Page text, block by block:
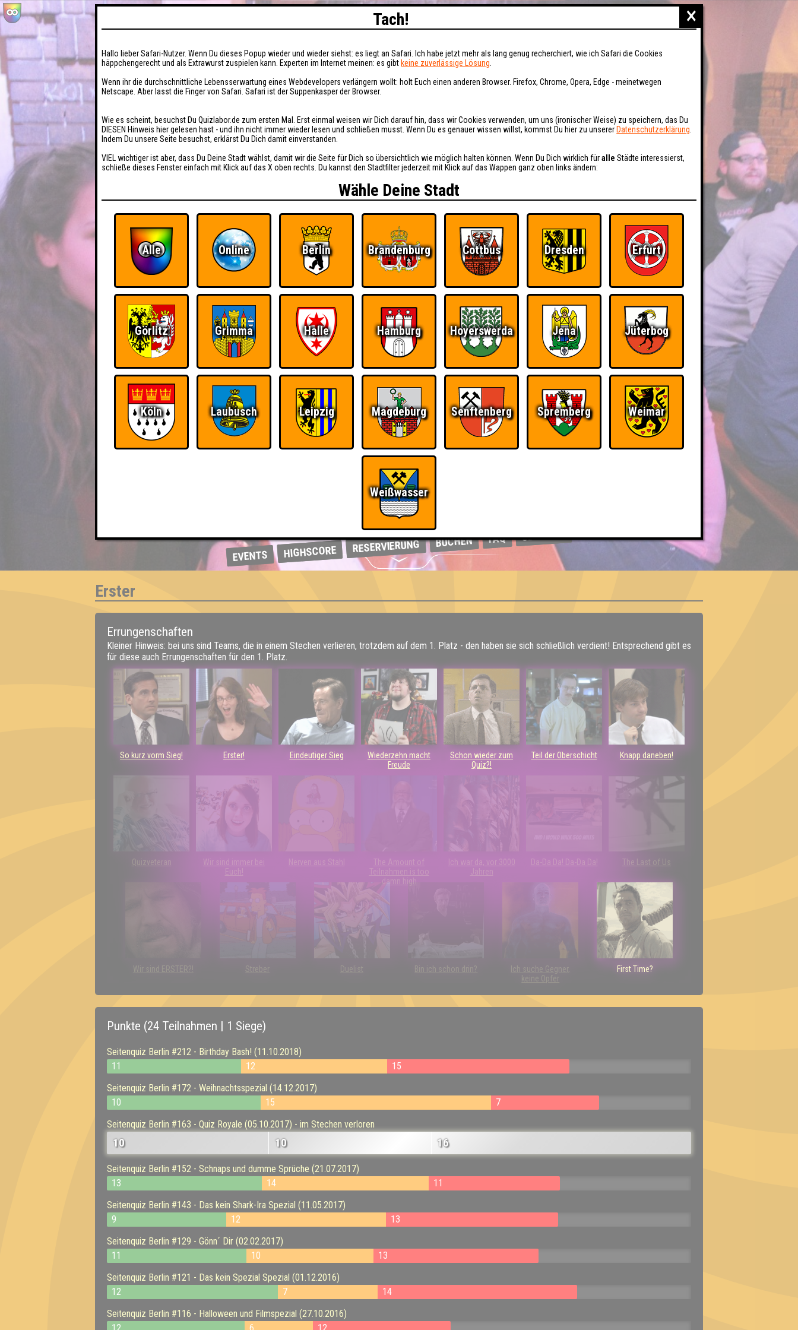
EVENTS HIGHSCORE RESERVIERUNG BUCHEN FAQ ÜBER UNS
Erster
Errungenschaften
Kleiner Hinweis: bei uns sind Teams, die in einem Stechen verlieren, trotzdem auf dem 1. Platz - den haben sie sich schließlich verdient! Entsprechend gibt es
für diese auch Errungenschaften für den 1. Platz.
So kurz vorm Sieg! Erster! Eindeutiger Sieg
Wiederzehn macht
Freude
Schon wieder zum
Quiz?!
Teil der Oberschicht Knapp daneben!
Quizveteran
Wir sind immer bei
Euch!
Nerven aus Stahl
The Amount of
Teilnahmen is too
damn high
Ich war da, vor 3000
Jahren
Da-Da Da! Da-Da Da! The Last of Us
Wir sind ERSTER?! Streber Duelist Bin ich schon drin?
Ich suche Gegner,
keine Opfer
First Time?
Punkte (24 Teilnahmen | 1 Siege)
Seitenquiz Berlin #212 - Birthday Bash! (11.10.2018)
11
12
15
Seitenquiz Berlin #172 - Weihnachtsspezial (14.12.2017)
10
15
7
Seitenquiz Berlin #163 - Quiz Royale (05.10.2017) - im Stechen verloren
10 10 16
Seitenquiz Berlin #152 - Schnaps und dumme Sprüche (21.07.2017)
13
14
11
Seitenquiz Berlin #143 - Das kein Shark-Ira Spezial (11.05.2017)
9
12
13
Seitenquiz Berlin #129 - Gönn´ Dir (02.02.2017)
11
10
13
Seitenquiz Berlin #121 - Das kein Spezial Spezial (01.12.2016)
12
7
14
Seitenquiz Berlin #116 - Halloween und Filmspezial (27.10.2016)
×
Tach!
Hallo lieber Safari-Nutzer. Wenn Du dieses Popup wieder und wieder siehst: es liegt an Safari. Ich habe jetzt mehr als lang genug recherchiert, wie ich Safari die Cookies
häppchengerecht und als Extrawurst zuspielen kann. Experten im Internet meinen: es gibt keine zuverlässige Lösung
Wenn ihr die durchschnittliche Lebensserwartung eines Webdevelopers verlängern wollt: holt Euch einen anderen Browser. Firefox, Chrome, Opera, Edge - meinetwegen
Netscape. Aber lasst die Finger von Safari. Safari ist der Suppenkasper der Browser.
Wie es scheint, besuchst Du Quizlabor.de zum ersten Mal. Erst einmal weisen wir Dich darauf hin, dass wir Cookies verwenden, um uns (ironischer Weise) zu speichern, das Du
DIESEN Hinweis hier gelesen hast - und ihn nicht immer wieder lesen und schließen musst. Wenn Du es genauer wissen willst, kommst Du hier zu unserer Datenschutzerklärung
Indem Du unsere Seite besuchst, erklärst Du Dich damit einverstanden.
VIEL wichtiger ist aber, dass Du Deine Stadt wählst, damit wir die Seite für Dich so übersichtlich wie möglich halten können. Wenn Du Dich wirklich füralle Städte interessierst,
schließe dieses Fenster einfach mit Klick auf das X oben rechts. Du kannst den Stadtfilter jederzeit mit Klick auf das Wappen ganz oben links ändern:
Wähle Deine Stadt
Alle Online Berlin Brandenburg Cottbus Dresden Erfurt
Görlitz Grimma Halle Hamburg Hoyerswerda Jena Jüterbog
Köln Laubusch Leipzig Magdeburg Senftenberg Spremberg Weimar
Weißwasser